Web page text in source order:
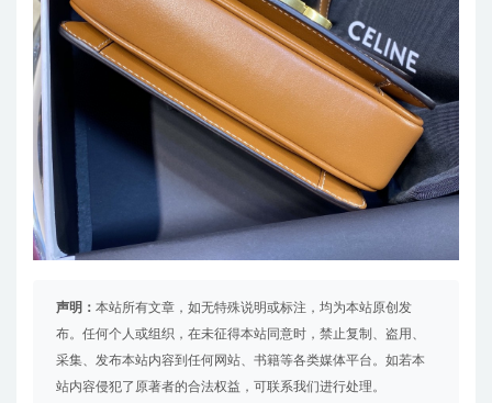
声明： 本站所有文章，如无特殊说明或标注，均为本站原创发
布。任何个人或组织，在未征得本站同意时，禁止复制、盗用、
采集、发布本站内容到任何网站、书籍等各类媒体平台。如若本
站内容侵犯了原著者的合法权益，可联系我们进行处理。